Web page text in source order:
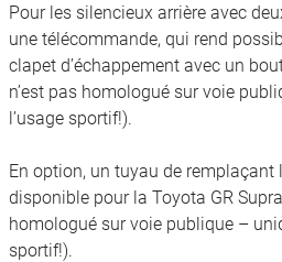
Pour les silencieux arrière avec
une télécommande, qui rend
clapet d’échappement avec un
n’est pas homologué sur voie
l’usage sportif!).
En option, un tuyau de
disponible pour la Toyota GR
homologué sur voie publique –
sportif!).